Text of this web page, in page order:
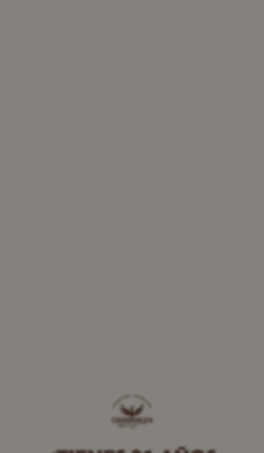
Presentación de tres
nuevas cervezas